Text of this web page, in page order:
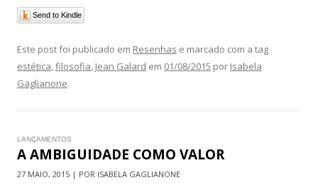
Send to Kindle
Este post foi publicado em Resenhas e marcado com a tag
estética,filosofia, Jean Galard em 01/08/2015 por Isabela
Gaglianone.
LANÇAMENTOS
A AMBIGUIDADE COMO VALOR
27 MAIO, 2015 | POR ISABELA GAGLIANONE